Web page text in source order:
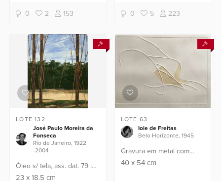
0 2 153 0 5 223
LOTE 132
José Paulo Moreira da
Fonseca
Rio de Janeiro, 1922
-2004
Óleo s/ tela, ass. dat. 79 inf.
dir. Apresenta leve
23x 18.5cm
LOTE 63
Iole de Freitas
Belo Horizonte, 1945
Gravura em metal com
relevo (3/50), ass. inf. dir.
40 x54 cm